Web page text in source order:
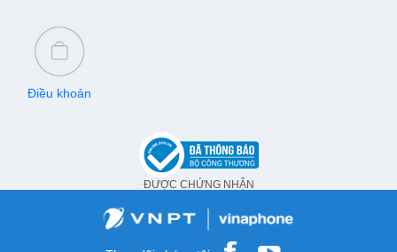
Điều khoản
ĐƯỢC CHỨNG NHẬN